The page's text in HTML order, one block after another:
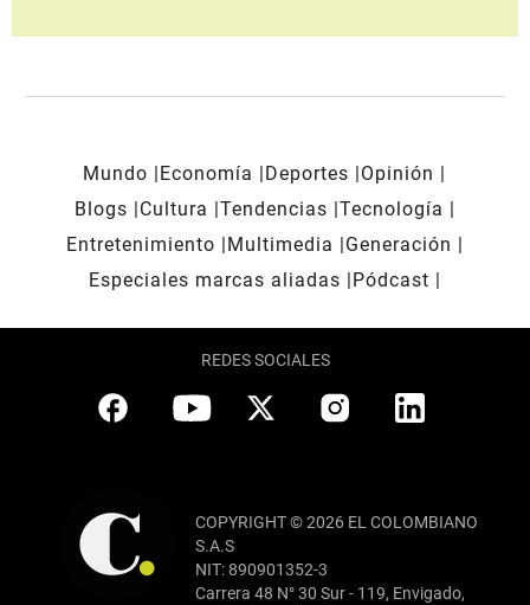
Mundo Economía Deportes
Opinión
Blogs
Cultura Tendencias Tecnología
Entretenimiento
Multimedia
Generación
Especiales marcas aliadas
Pódcast
REDES SOCIALES
COPYRIGHT © 2026 EL COLOMBIANO
S.A.S
NIT: 890901352-3
Carrera 48 N° 30 Sur - 119, Envigado,